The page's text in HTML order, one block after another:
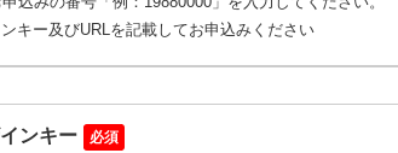
キー及びURLを記載してお申込みください
ンキー 必須